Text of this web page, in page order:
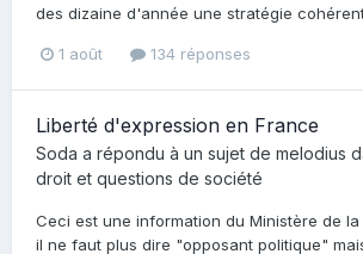
des dizaine d'année une stratégie
1 août 134 réponses
Liberté d'expression en France
Soda a répondu à un sujet de melodius
droit et questions de société
Ceci est une information du Ministère de
il ne faut plus dire "opposant politique"